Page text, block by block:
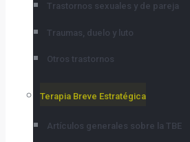
Trastornos sexuales y de pareja
Traumas, duelo y luto
Otros trastornos
Terapia Breve Estratégica
Artículos generales sobre la TBE